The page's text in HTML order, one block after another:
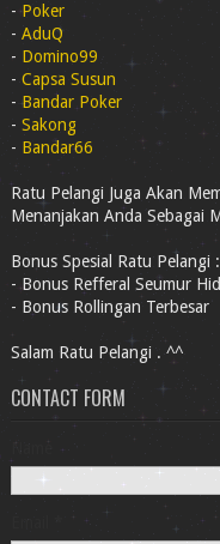
-Poker
- AduQ
- Domino99
- Capsa Susun
- Bandar Poker
- Sakong
- Bandar66
Ratu Pelangi Juga Akan
Menanjakan Anda Sebagai
Bonus Spesial Ratu Pelangi :
- Bonus Refferal Seumur
- Bonus Rollingan Terbesar
Salam Ratu Pelangi . ^^
CONTACT FORM
Name